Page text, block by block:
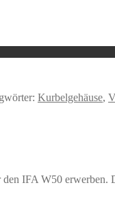
Kurbelgehäuse,
IFA W50